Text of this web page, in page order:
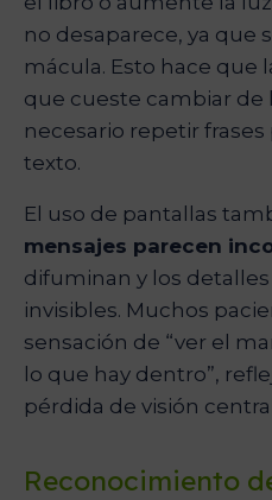
no desaparece, ya que
mácula. Esto hace que
que cueste cambiar de
necesario repetir
texto.
El uso de pantallas
mensajes parecen
difuminan y los
invisibles. Muchos
sensación de “ver el
lo que hay dentro”,
pérdida de visión
Reconocimiento